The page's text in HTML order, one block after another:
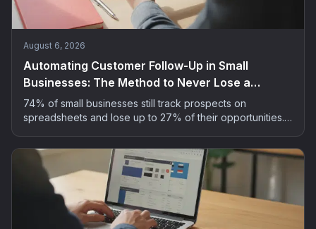
August 6, 2026
Automating Customer Follow-Up in Small
Businesses: The Method to Never Lose a
Prospect
74% of small businesses still track prospects on
spreadsheets and lose up to 27% of their opportunities.
without spending your evenings on it.